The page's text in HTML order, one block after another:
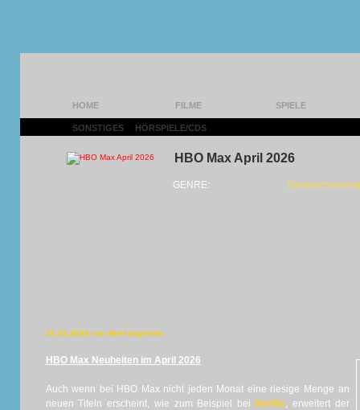
HOME FILME SPIELE
SONSTIGES HÖRSPIELE/CDS
HBO Max April 2026
GENRE:
30.03.2026 von Beef Supreme
HBO Max Neuheiten im April 2026
Auch wenn bei HBO Max nicht jeden Monat eine riesige Menge an
neuen Titeln erscheint, wie zum Beispiel bei
Netflix, erweitert der